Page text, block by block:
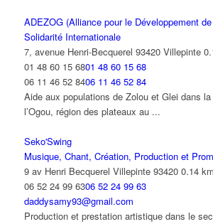
ADEZOG (Alliance pour le Développement
Solidarité Internationale
7, avenue Henri-Becquerel 93420 Villepinte
01 48 60 15 6801 48 60 15 68
06 11 46 52 8406 11 46 52 84
Aide aux populations de Zolou et Glei dans
l’Ogou, région des plateaux au ...
Seko'Swing
Musique, Chant, Création, Production et
9 av Henri Becquerel Villepinte 93420 0.14 km
06 52 24 99 6306 52 24 99 63
daddysamy93@gmail.com
Production et prestation artistique dans le